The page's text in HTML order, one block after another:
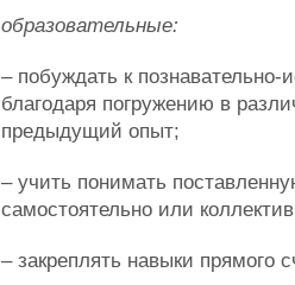
образовательные:
– побуждать к познавательно-
благодаря погружению в
предыдущий опыт;
– учить понимать
самостоятельно или
– закреплять навыки прямого